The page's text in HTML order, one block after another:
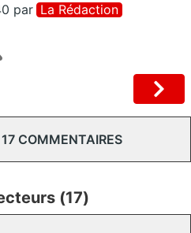
par La Rédaction
COMMENTAIRES
(17)